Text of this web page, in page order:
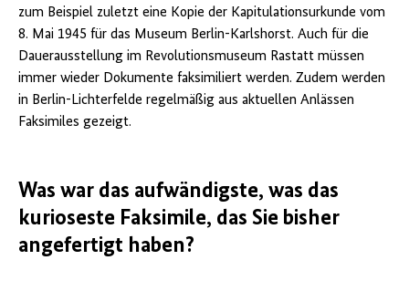
zum Beispiel zuletzt eine Kopie der Kapitulationsurkunde vom
8. Mai 1945 für das Museum Berlin-Karlshorst. Auch für die
Dauerausstellung im Revolutionsmuseum Rastatt müssen
immer wieder Dokumente faksimiliert werden. Zudem werden
in Berlin-Lichterfelde regelmäßig aus aktuellen Anlässen
Faksimiles gezeigt.
Was war das aufwändigste, was das
kurioseste Faksimile, das Sie bisher
angefertigt haben?